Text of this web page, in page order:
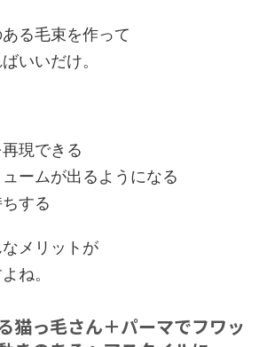
る毛束を作って
いいだけ。
再現できる
ームが出るようになる
する
メリット が
ね。
猫っ毛さん＋パーマでフワッ